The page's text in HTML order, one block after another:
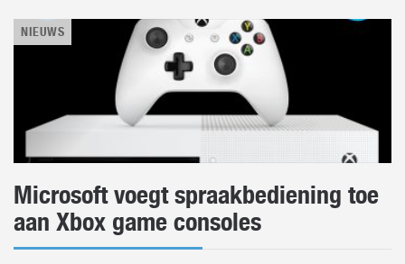
NIEUWS
Microsoft voegt spraakbediening toe
aan Xbox game consoles